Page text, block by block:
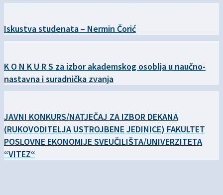
Iskustva studenata – Nermin Čorić
K O N K U R S za izbor akademskog osoblja u naučno-
nastavna i suradnička zvanja
JAVNI KONKURS/NATJEČAJ ZA IZBOR DEKANA
(RUKOVODITELJA USTROJBENE JEDINICE) FAKULTET
POSLOVNE EKONOMIJE SVEUČILIŠTA/UNIVERZITETA
“VITEZ“